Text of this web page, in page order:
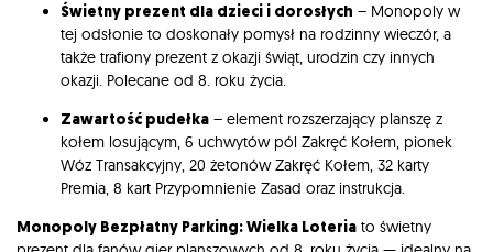
Świetny prezent dla dzieci i dorosłych – Monopoly w
tej odsłonie to doskonały pomysł na rodzinny wieczór, a
także trafiony prezent z okazji świąt, urodzin czy innych
okazji. Polecane od 8. roku życia.
Zawartość pudełka – element rozszerzający planszę z
kołem losującym, 6 uchwytów pól Zakręć Kołem, pionek
Wóz Transakcyjny, 20 żetonów Zakręć Kołem, 32 karty
Premia, 8 kart Przypomnienie Zasad oraz instrukcja.
Monopoly Bezpłatny Parking: Wielka Loteria to świetny